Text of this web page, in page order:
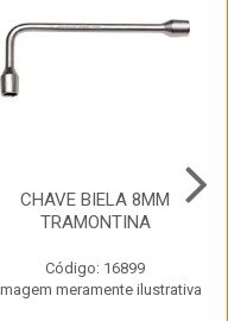
CHAVE BIELA 8MM
TRAMONTINA
Código: 16899
meramente ilustrativa